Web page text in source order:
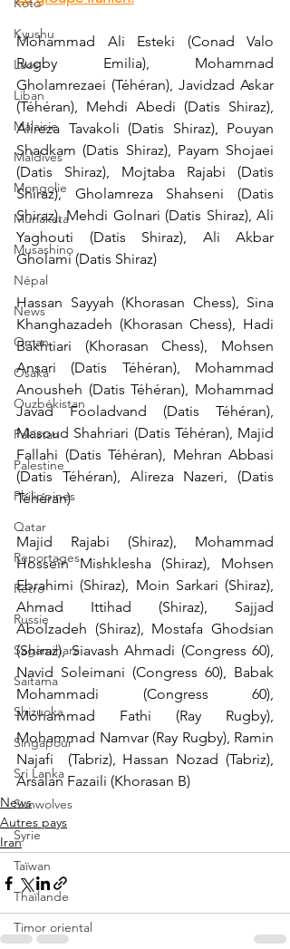
Kyushu
Laos
Liban
Malaisie
Maldives
Mongolie
Munakata
Musashino
Népal
News
Oman
Osaka
Ouzbékistan
Pakistan
Palestine
Philippines
Qatar
Reportages
Rétro
Russie
Sagamihara
Saitama
Shizuoka
Singapour
Sri Lanka
Sunwolves
Syrie
Taïwan
Thaïlande
Timor oriental
Mohammad Ali Esteki (Conad Valo
Rugby Emilia), Mohammad
Gholamrezaei (Téhéran), Javidzad Askar
(Téhéran), Mehdi Abedi (Datis Shiraz),
Alireza Tavakoli (Datis Shiraz), Pouyan
Shadkam (Datis Shiraz), Payam Shojaei
(Datis Shiraz), Mojtaba Rajabi (Datis
Shiraz), Gholamreza Shahseni (Datis
Shiraz), Mehdi Golnari (Datis Shiraz), Ali
Yaghouti (Datis Shiraz), Ali Akbar
Gholami (Datis Shiraz)
Hassan Sayyah (Khorasan Chess), Sina
Khanghazadeh (Khorasan Chess), Hadi
Bakhtiari (Khorasan Chess), Mohsen
Ansari (Datis Téhéran), Mohammad
Anousheh (Datis Téhéran), Mohammad
Javad Fooladvand (Datis Téhéran),
Masoud Shahriari (Datis Téhéran), Majid
Fallahi (Datis Téhéran), Mehran Abbasi
(Datis Téhéran), Alireza Nazeri, (Datis
Téhéran)
Majid Rajabi (Shiraz), Mohammad
Hossein Mishklesha (Shiraz), Mohsen
Ebrahimi (Shiraz), Moin Sarkari (Shiraz),
Ahmad Ittihad (Shiraz), Sajjad
Abolzadeh (Shiraz), Mostafa Ghodsian
(Shiraz), Siavash Ahmadi (Congress 60),
Navid Soleimani (Congress 60), Babak
Mohammadi (Congress 60),
Mohammad Fathi (Ray Rugby),
Mohammad Namvar (Ray Rugby), Ramin
Najafi  (Tabriz), Hassan Nozad (Tabriz),
Arsalan Fazaili (Khorasan B)
News
Autres pays
Iran